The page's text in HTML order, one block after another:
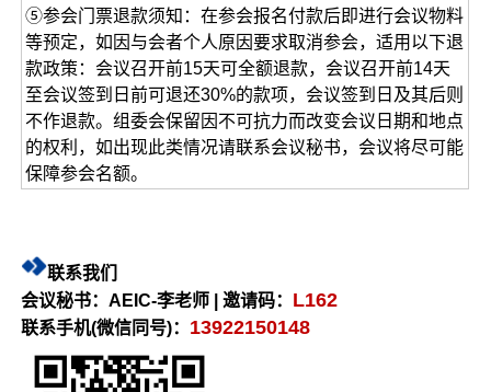
⑤参会门票退款须知：在参会报名付款后即进行会议物料
等预定，如因与会者个人原因要求取消参会，适用以下退
款政策：会议召开前15天可全额退款，会议召开前14天
至会议签到日前可退还30%的款项，会议签到日及其后则
不作退款。组委会保留因不可抗力而改变会议日期和地点
的权利，如出现此类情况请联系会议秘书，会议将尽可能
保障参会名额。
联系我们
会议秘书：AEIC-李老师 | 邀请码： L162
联系手机(微信同号)： 13922150148